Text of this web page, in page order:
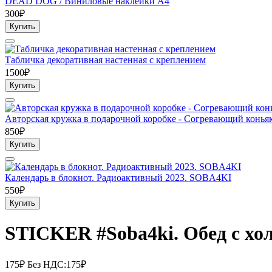
300₽
Купить
Табличка декоративная настенная с креплением
1500₽
Купить
Авторская кружка в подарочной коробке - Согревающий
850₽
Купить
Календарь в блокнот. Радиоактивный 2023. SOBA4KI
550₽
Купить
STICKER #Soba4ki. Обед с
175₽ Без НДС:175₽